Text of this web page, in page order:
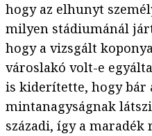
hogy az elhunyt
milyen stádiumánál
hogy a vizsgált
városlakó volt-e
is kiderítette, hogy bár
mintanagyságnak
századi, így a